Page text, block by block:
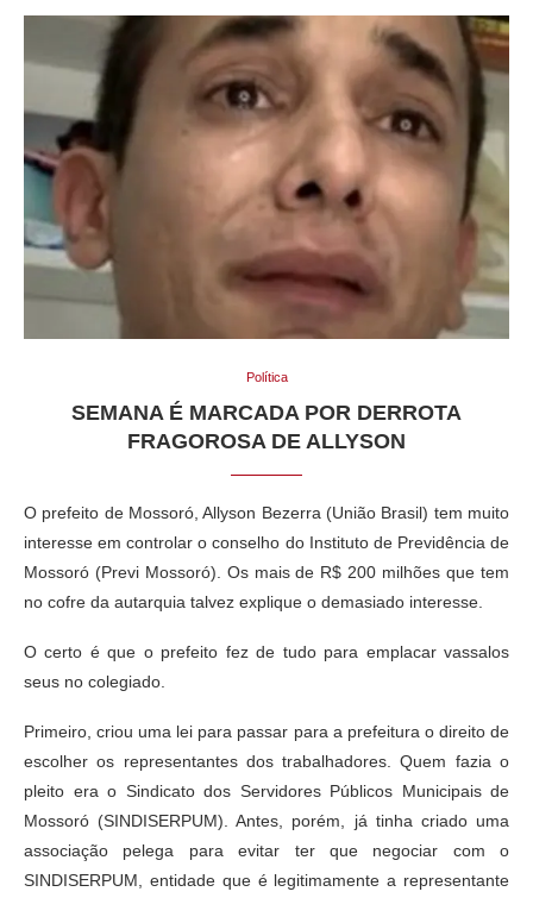
Política
SEMANA É MARCADA POR DERROTA
FRAGOROSA DE ALLYSON
O prefeito de Mossoró, Allyson Bezerra (União Brasil) tem muito
interesse em controlar o conselho do Instituto de Previdência de
Mossoró (Previ Mossoró). Os mais de R$ 200 milhões que tem
no cofre da autarquia talvez explique o demasiado interesse.
O certo é que o prefeito fez de tudo para emplacar vassalos
seus no colegiado.
Primeiro, criou uma lei para passar para a prefeitura o direito de
escolher os representantes dos trabalhadores. Quem fazia o
pleito era o Sindicato dos Servidores Públicos Municipais de
Mossoró (SINDISERPUM). Antes, porém, já tinha criado uma
associação pelega para evitar ter que negociar com o
SINDISERPUM, entidade que é legitimamente a representante